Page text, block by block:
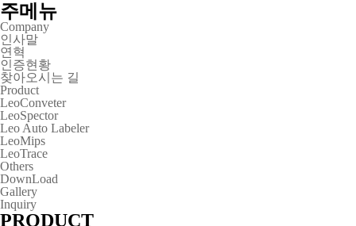
주메뉴
Company
인사말
연혁
인증현황
찾아오시는 길
Product
LeoConveter
LeoSpector
Leo Auto Labeler
LeoMips
LeoTrace
Others
DownLoad
Gallery
Inquiry
PRODUCT